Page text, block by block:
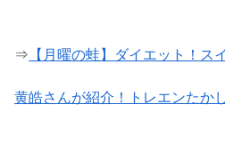
⇒ 【月曜の蛙】ダイエット！ス
黄皓さんが紹介！トレエンたか